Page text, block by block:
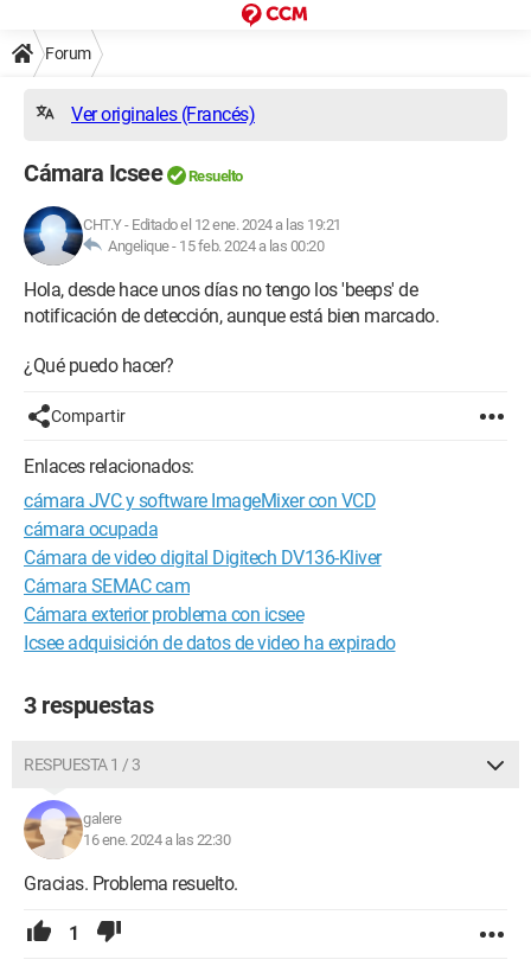
Forum
Ver originales (Francés)
Cámara Icsee Resuelto
CHT.Y- Editado el 12 ene. 2024 a las 19:21
Angelique - 15 feb. 2024 a las 00:20
Hola, desde hace unos días no tengo los 'beeps' de
notificación de detección, aunque está bien marcado.
¿Qué puedo hacer?
Compartir
Enlaces relacionados:
cámara JVC y software ImageMixer con VCD
cámara ocupada
Cámara de video digital Digitech DV136-Kliver
Cámara SEMAC cam
Cámara exterior problema con icsee
Icsee adquisición de datos de video ha expirado
3 respuestas
RESPUESTA 1 / 3
galere
16 ene. 2024 a las 22:30
Gracias. Problema resuelto.
1